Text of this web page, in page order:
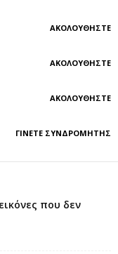
ΑΚΟΛΟΥΘΉΣΤΕ
ΑΚΟΛΟΥΘΉΣΤΕ
ΑΚΟΛΟΥΘΉΣΤΕ
ΓΊΝΕΤΕ ΣΥΝΔΡΟΜΗΤΉΣ
που δεν